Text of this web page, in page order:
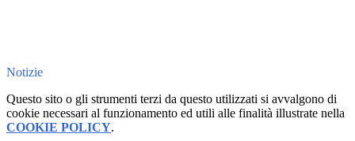
Notizie
Questo sito o gli strumenti terzi da questo utilizzati si avvalgono di
cookie necessari al funzionamento ed utili alle finalità illustrate nella
COOKIE POLICY.